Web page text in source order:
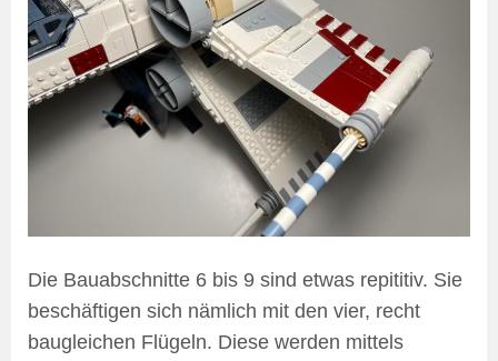
Die Bauabschnitte 6 bis 9 sind etwas repititiv. Sie
beschäftigen sich nämlich mit den vier, recht
baugleichen Flügeln. Diese werden mittels